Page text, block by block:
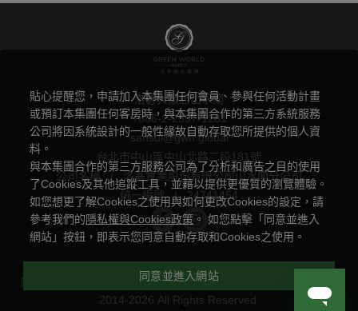
洛碁大飯店山水閣
+886-2-2597-1281
sansui@gwh.global
台北市中山區中山北路二段181號
公司名稱
|
洛碁實業股份有限公司山水閣分公司
統一編號
| 24741454
隱私權聲明與 Cookie 政策 | Powered by
2014-2026 All Rights Reserved.
貼心提醒您，申請加入本集團任何會員、參與任何活動計畫
或預訂本集團任何客房時，與本集團合作的第三方系統服務
公司將因系統設計的一般性緣故自動存取您所提供的個人資
料。
與本集團合作的第三方服務公司為了分析和廣告之目的使用
了Cookies及其他追蹤工具，並藉以提供更優質的瀏覽體驗。
如您想更了解Cookies之使用與如何更改Cookies的設定，請
參考我們的隱私權與Cookies政策 。 如您點擊「同意並進入
網站」按鈕，即表示您同意自動存取和Cookies之使用。
同意並進入網站